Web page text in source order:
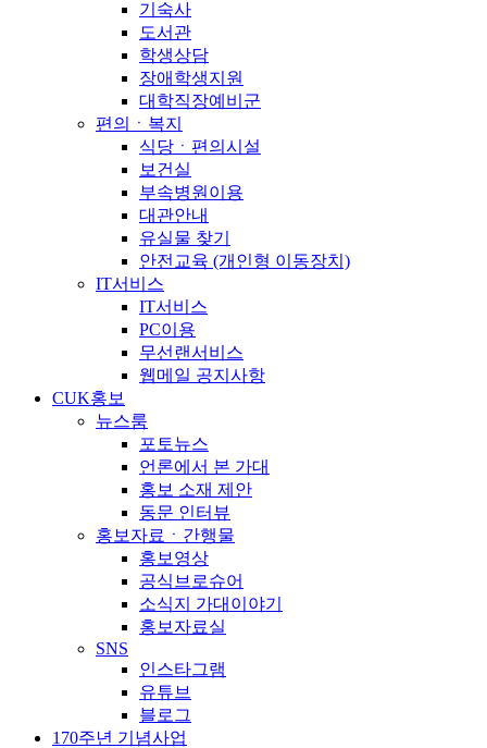
기숙사
도서관
학생상담
장애학생지원
대학직장예비군
편의ㆍ복지
식당ㆍ편의시설
보건실
부속병원이용
대관안내
유실물 찾기
안전교육 (개인형 이동장치)
IT서비스
IT서비스
PC이용
무선랜서비스
웹메일 공지사항
CUK홍보
뉴스룸
포토뉴스
언론에서 본 가대
홍보 소재 제안
동문 인터뷰
홍보자료ㆍ간행물
홍보영상
공식브로슈어
소식지 가대이야기
홍보자료실
SNS
인스타그램
유튜브
블로그
170주년 기념사업